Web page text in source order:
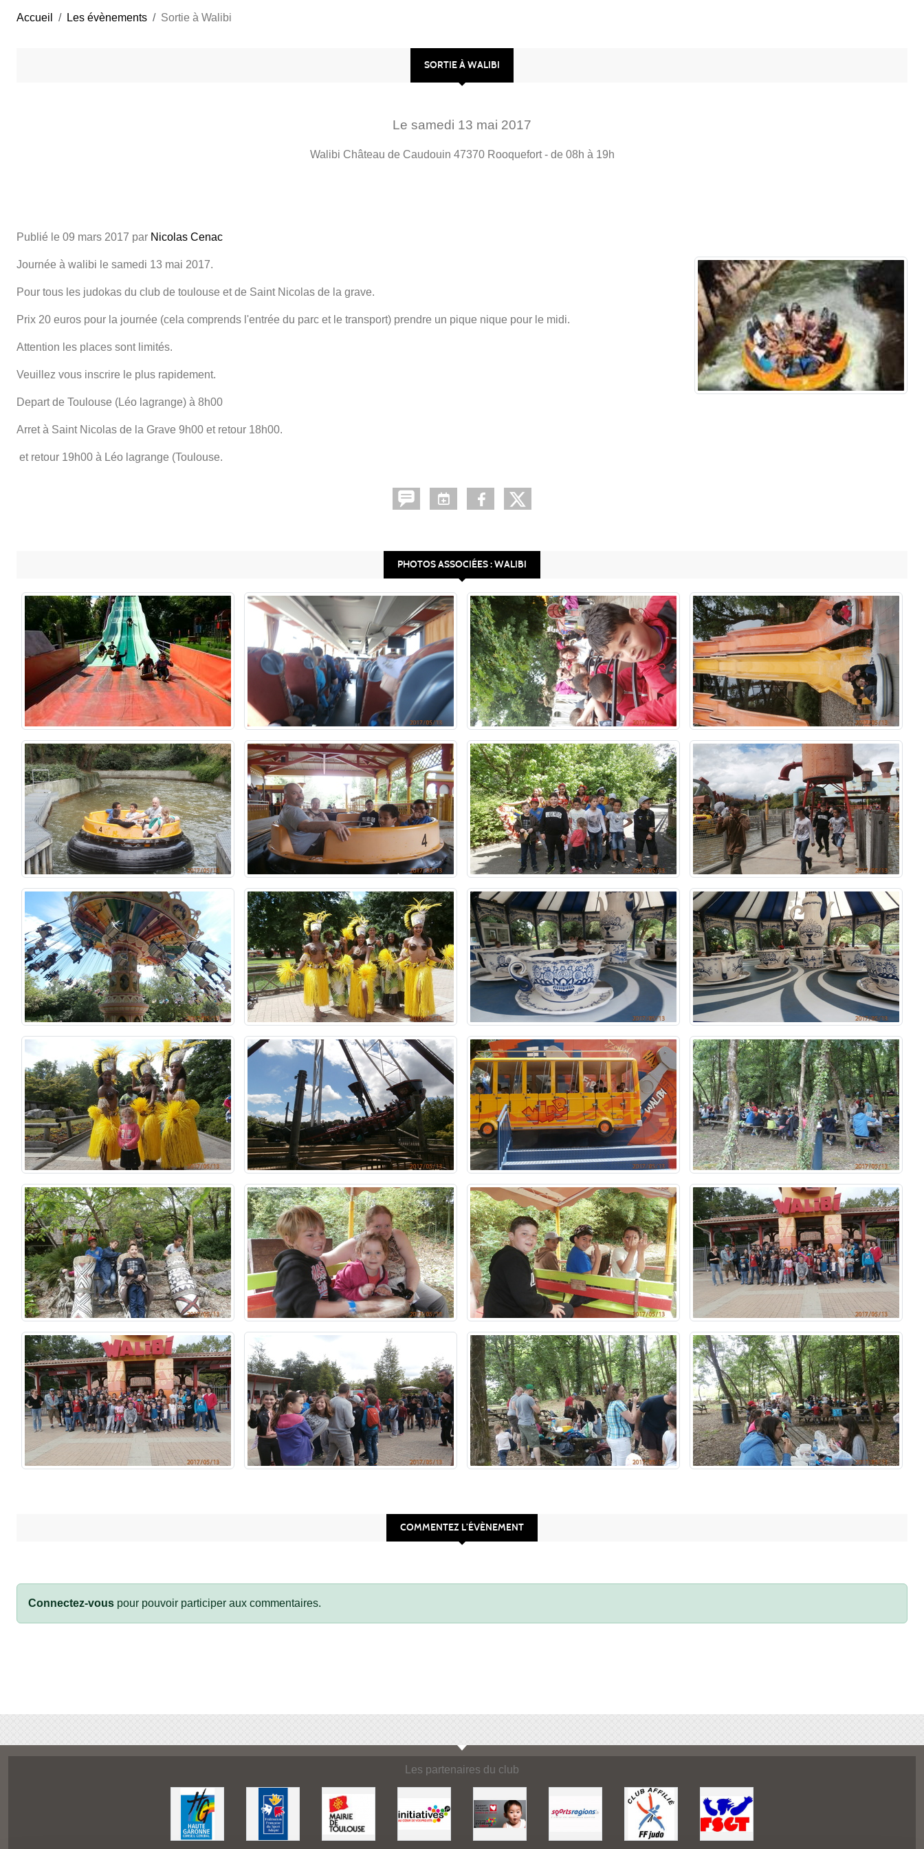
Accueil Les évènements Sortie à Walibi
SORTIE À WALIBI
Le samedi 13 mai 2017
Walibi Château de Caudouin 47370 Rooquefort - de 08h à 19h
Publié le 09 mars 2017 par Nicolas Cenac
Journée à walibi le samedi 13 mai 2017.
Pour tous les judokas du club de toulouse et de Saint Nicolas de la grave.
Prix 20 euros pour la journée (cela comprends l'entrée du parc et le transport) prendre un pique nique pour le midi.
Attention les places sont limités.
Veuillez vous inscrire le plus rapidement.
Depart de Toulouse (Léo lagrange) à 8h00
Arret à Saint Nicolas de la Grave 9h00 et retour 18h00.
et retour 19h00 à Léo lagrange (Toulouse.
PHOTOS ASSOCIÉES : WALIBI
COMMENTEZ L’ÉVÈNEMENT
Connectez-vous pour pouvoir participer aux commentaires.
Les partenaires du club